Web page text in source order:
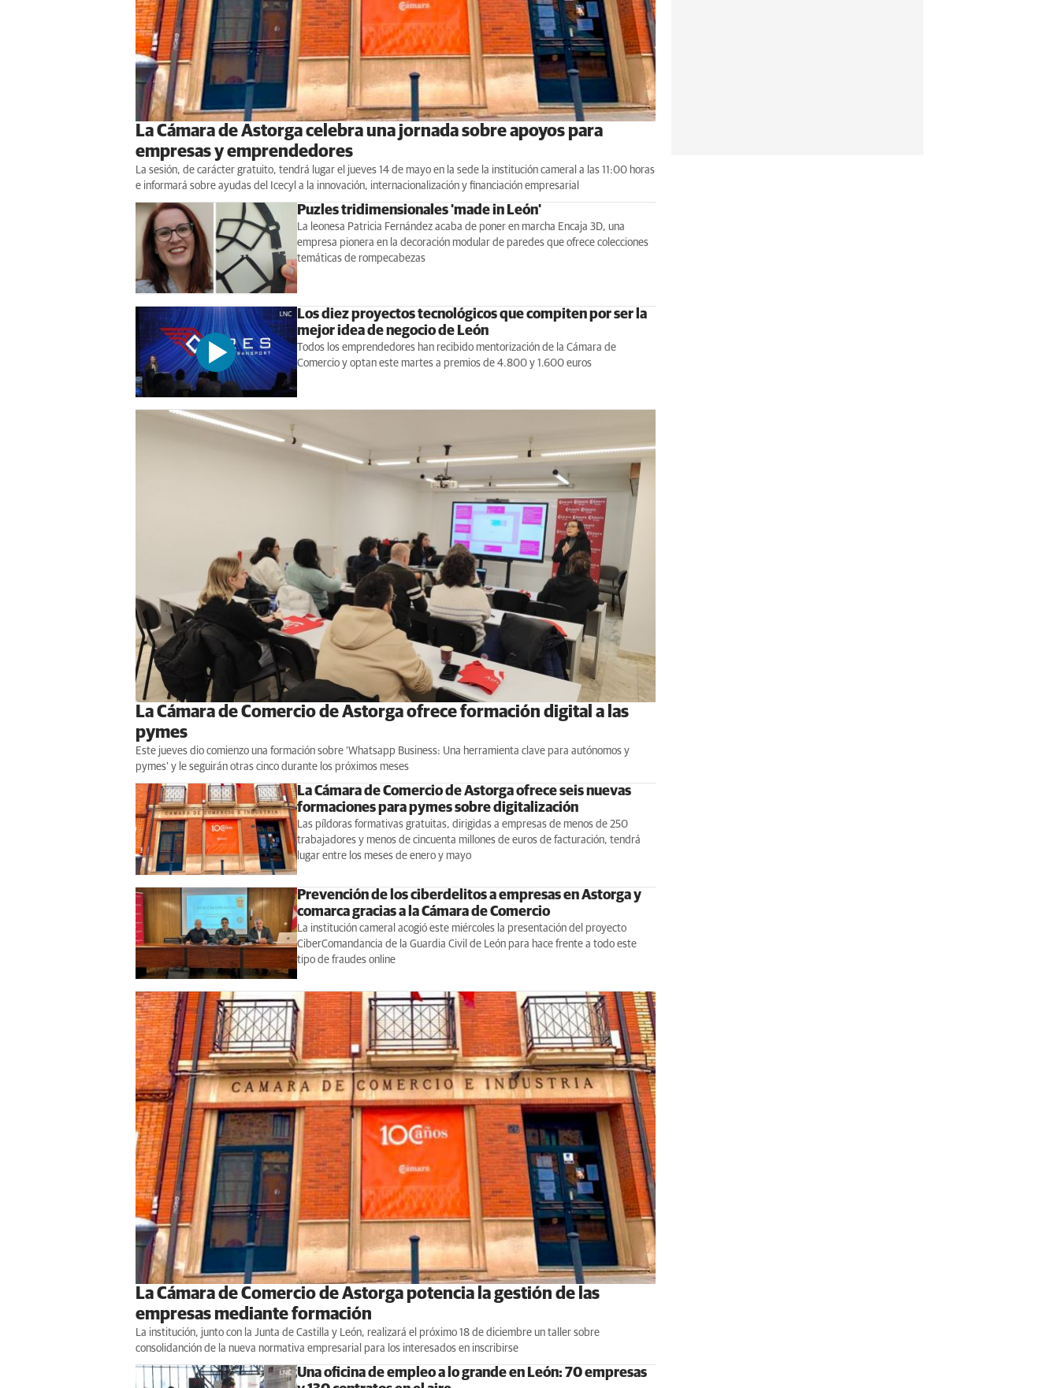
La Cámara de Astorga celebra una jornada sobre apoyos para
empresas y emprendedores
La sesión, de carácter gratuito, tendrá lugar el jueves 14 de mayo en la sede la institución cameral a las 11:00 horas
e informará sobre ayudas del Icecyl a la innovación, internacionalización y financiación empresarial
Puzles tridimensionales 'made in León'
La leonesa Patricia Fernández acaba de poner en marcha Encaja 3D, una
empresa pionera en la decoración modular de paredes que ofrece colecciones
temáticas de rompecabezas
Los diez proyectos tecnológicos que compiten por ser la
mejor idea de negocio de León
Todos los emprendedores han recibido mentorización de la Cámara de
Comercio y optan este martes a premios de 4.800 y 1.600 euros
La Cámara de Comercio de Astorga ofrece formación digital a las
pymes
Este jueves dio comienzo una formación sobre ‘Whatsapp Business: Una herramienta clave para autónomos y
pymes’ y le seguirán otras cinco durante los próximos meses
La Cámara de Comercio de Astorga ofrece seis nuevas
formaciones para pymes sobre digitalización
Las píldoras formativas gratuitas, dirigidas a empresas de menos de 250
trabajadores y menos de cincuenta millones de euros de facturación, tendrá
lugar entre los meses de enero y mayo
Prevención de los ciberdelitos a empresas en Astorga y
comarca gracias a la Cámara de Comercio
La institución cameral acogió este miércoles la presentación del proyecto
CiberComandancia de la Guardia Civil de León para hace frente a todo este
tipo de fraudes online
La Cámara de Comercio de Astorga potencia la gestión de las
empresas mediante formación
La institución, junto con la Junta de Castilla y León, realizará el próximo 18 de diciembre un taller sobre
consolidanción de la nueva normativa empresarial para los interesados en inscribirse
Una oficina de empleo a lo grande en León: 70 empresas